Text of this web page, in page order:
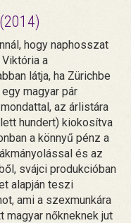
(2014)
hogy naphosszat
a
látja, ha Zürichbe
magyar pár
az árlistára
hundert) kiokosítva
a könnyű pénz a
és az
svájci produkcióban
alapján teszi
ami a szexmunkára
magyar nőkneknek jut